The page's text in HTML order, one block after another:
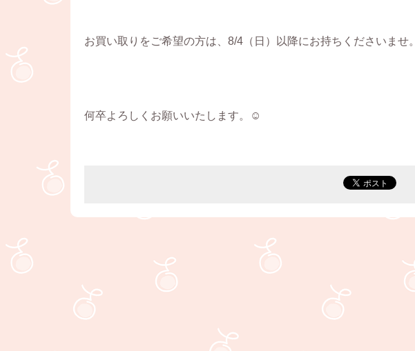
お買い取りをご希望の方は、8/4（日）以降にお持ちくださいませ。
何卒よろしくお願いいたします。☺